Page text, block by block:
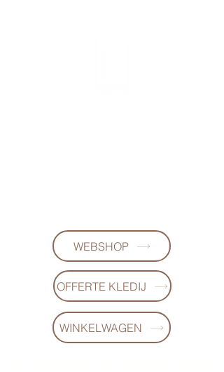
WEBSHOP
OFFERTE KLEDIJ
WINKELWAGEN